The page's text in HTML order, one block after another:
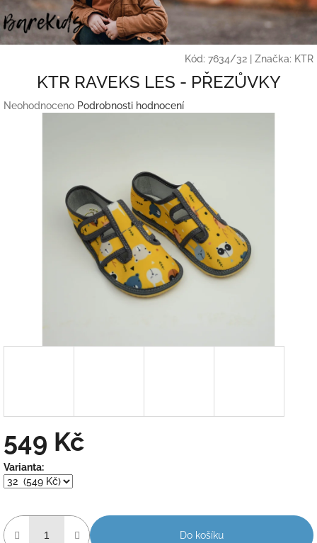
Přejít
na
obsah
Kód: 7634/32 Značka: KTR
KTR RAVEKS LES - PŘEZŮVKY
Průměrné
Neohodnoceno Podrobnosti hodnocení
549 Kč
Měrná
cena:
Varianta:
Do košíku